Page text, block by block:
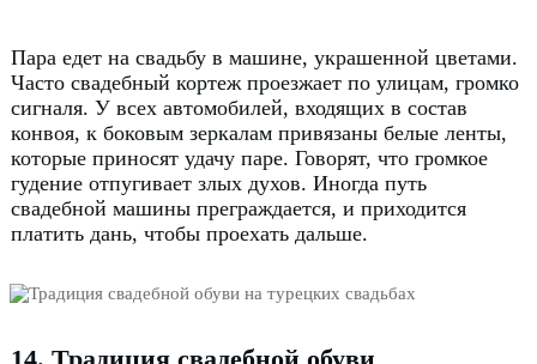
Пара едет на свадьбу в машине, украшенной цветами.
Часто свадебный кортеж проезжает по улицам, громко
сигналя. У всех автомобилей, входящих в состав
конвоя, к боковым зеркалам привязаны белые ленты,
которые приносят удачу паре. Говорят, что громкое
гудение отпугивает злых духов. Иногда путь
свадебной машины преграждается, и приходится
платить дань, чтобы проехать дальше.